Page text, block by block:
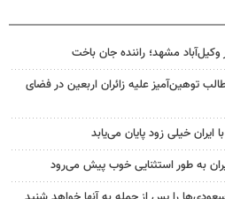
وکیل‌آباد مشهد؛ راننده جان باخت
توهین‌آمیز علیه زائران اربعین در فضای
خیلی زود پایان می‌یابد
به طور استثنایی خوب پیش می‌رود